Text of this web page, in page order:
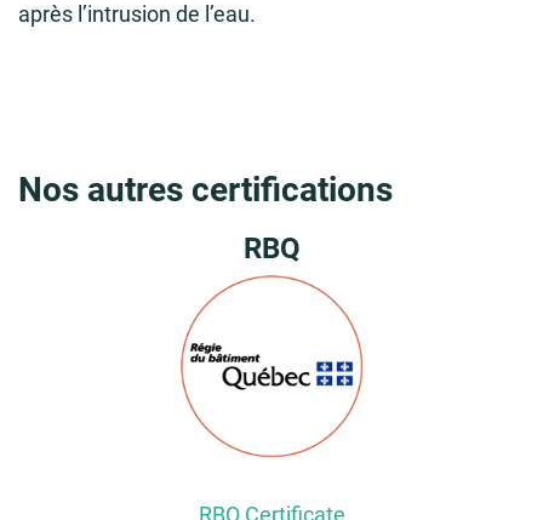
après l’intrusion de l’eau.
Nos autres certifications
RBQ
RBQ Certificate